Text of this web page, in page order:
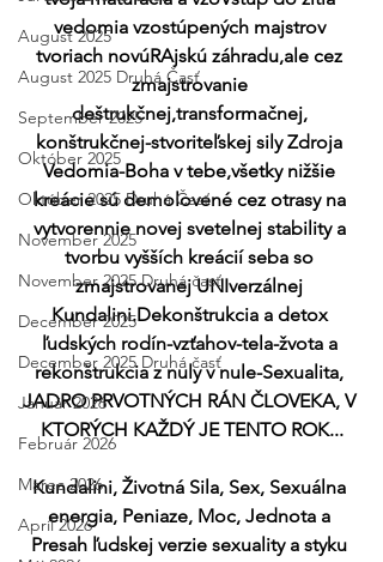
August 2025
August 2025 Druhá Časť
September 2025
Október 2025
Október 2025 Druhá Časť
November 2025
November 2025 Druhá časť
December 2025
December 2025 Druhá časť
Január 2026
Február 2026
Marec 2026
Apríl 2026
vedomia vzostúpených majstrov
tvoriach novúRAjskú záhradu,ale cez
zmajstrovanie
deštrukčnej,transformačnej,
konštrukčnej-stvoriteľskej sily Zdroja
Vedomia-Boha v tebe,všetky nižšie
kreácie sú demolovené cez otrasy na
vytvorennie novej svetelnej stability a
tvorbu vyšších kreácií seba so
zmajstrovanej UNIverzálnej
Kundalini.Dekonštrukcia a detox
ľudských rodín-vzťahov-tela-žvota a
rekonštrukcia z nuly v nule-Sexualita,
JADRO PRVOTNÝCH RÁN ČLOVEKA, V
KTORÝCH KAŽDÝ JE TENTO ROK...
Kundalini, Životná Sila, Sex, Sexuálna
energia, Peniaze, Moc, Jednota a
Presah ľudskej verzie sexuality a styku